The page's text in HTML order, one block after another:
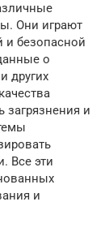
Они играют
и безопасной
о
других
загрязнения и
Все эти
и